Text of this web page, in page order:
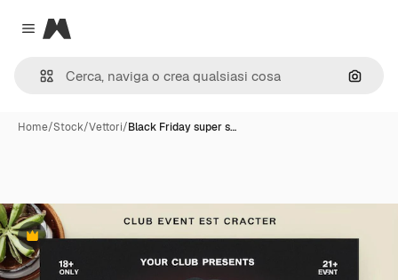
Close menu
Magnific
Cerca
Home/Stock/Vettori/Black Friday super s…
Premium